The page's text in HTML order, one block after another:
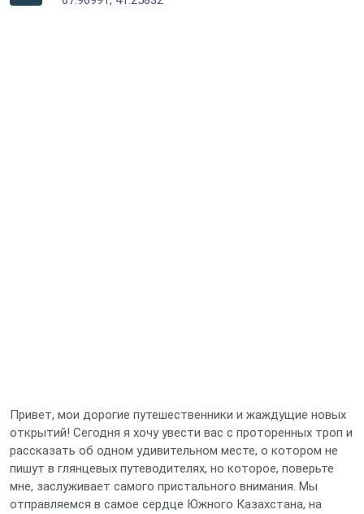
Привет, мои дорогие путешественники и жаждущие новых
открытий! Сегодня я хочу увести вас с проторенных троп и
рассказать об одном удивительном месте, о котором не
пишут в глянцевых путеводителях, но которое, поверьте
мне, заслуживает самого пристального внимания. Мы
отправляемся в самое сердце Южного Казахстана, на